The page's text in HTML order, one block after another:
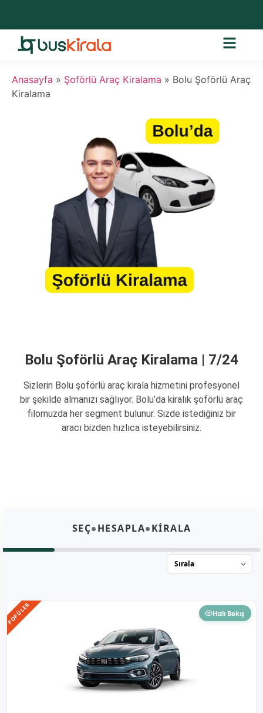
Anasayfa » Şoförlü Araç Kiralama » Bolu Şoförlü Araç
Kiralama
Bolu Şoförlü Araç Kiralama | 7/24
Sizlerin Bolu şoförlü araç kirala hizmetini profesyonel
bir şekilde almanızı sağlıyor. Bolu’da kiralık şoförlü araç
filomuzda her segment bulunur. Sizde istediğiniz bir
aracı bizden hızlıca isteyebilirsiniz.
SEÇ•HESAPLA•KİRALA
POPÜLER Hızlı Bakış